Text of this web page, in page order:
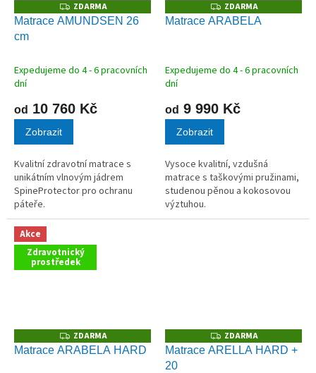
Z
D
A
ZDARMA
Matrace AMUNDSEN 26
cm
Expedujeme do 4 - 6 pracovních
dní
od 10 760 Kč
Zobrazit
Kvalitní zdravotní matrace s
unikátním vlnovým jádrem
SpineProtector pro ochranu
páteře.
Z
D
A
ZDARMA
Matrace ARABELA
Expedujeme do 4 - 6 pracovních
dní
od 9 990 Kč
Zobrazit
Vysoce kvalitní, vzdušná
matrace s taškovými pružinami,
studenou pěnou a kokosovou
výztuhou.
Akce
Zdravotnický
prostředek
Z
D
A
ZDARMA
Matrace ARABELA HARD
Z
D
A
ZDARMA
Matrace ARELLA HARD +
20